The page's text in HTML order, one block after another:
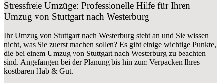
Stressfreie Umzüge: Professionelle Hilfe für Ihren
Umzug von Stuttgart nach Westerburg
Ihr Umzug von Stuttgart nach Westerburg steht an und Sie wissen
nicht, was Sie zuerst machen sollen? Es gibt einige wichtige Punkte,
die bei einem Umzug von Stuttgart nach Westerburg zu beachten
sind. Angefangen bei der Planung bis hin zum Verpacken Ihres
kostbaren Hab & Gut.